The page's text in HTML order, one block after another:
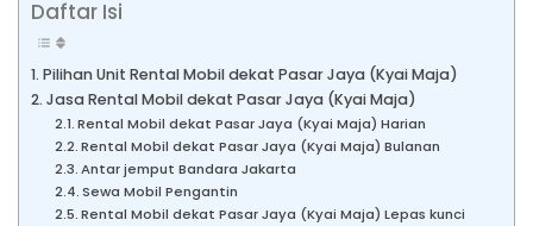
Daftar Isi
Pilihan Unit Rental Mobil dekat Pasar Jaya (Kyai Maja)
Jasa Rental Mobil dekat Pasar Jaya (Kyai Maja)
Rental Mobil dekat Pasar Jaya (Kyai Maja) Harian
Rental Mobil dekat Pasar Jaya (Kyai Maja) Bulanan
Antar jemput Bandara Jakarta
Sewa Mobil Pengantin
Rental Mobil dekat Pasar Jaya (Kyai Maja) Lepas kunci